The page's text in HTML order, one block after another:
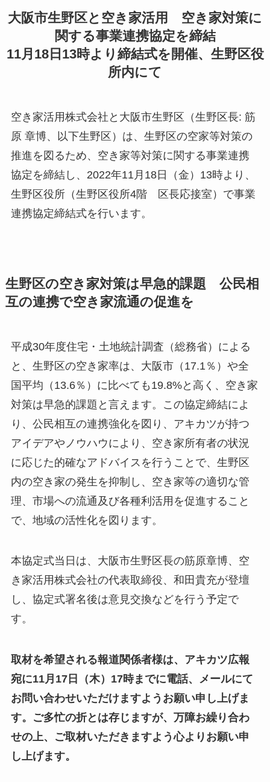
大阪市生野区と空き家活用 空き家対策に
関する事業連携協定を締結
11月18日13時より締結式を開催、生野区役
所内にて
空き家活用株式会社と大阪市生野区（生野区長: 筋
原 章博、以下生野区）は、生野区の空家等対策の
推進を図るため、空き家等対策に関する事業連携
協定を締結し、2022年11月18日（金）13時より、
生野区役所（生野区役所4階 区長応接室）で事業
連携協定締結式を行います。
生野区の空き家対策は早急的課題 公民相
互の連携で空き家流通の促進を
平成30年度住宅・土地統計調査（総務省）による
と、生野区の空き家率は、大阪市（17.1％）や全
国平均（13.6％）に比べても19.8%と高く、空き家
対策は早急的課題と言えます。この協定締結によ
り、公民相互の連携強化を図り、アキカツが持つ
アイデアやノウハウにより、空き家所有者の状況
に応じた的確なアドバイスを行うことで、生野区
内の空き家の発生を抑制し、空き家等の適切な管
理、市場への流通及び各種利活用を促進すること
で、地域の活性化を図ります。
本協定式当日は、大阪市生野区長の筋原章博、空
き家活用株式会社の代表取締役、和田貴充が登壇
し、協定式署名後は意見交換などを行う予定で
す。
取材を希望される報道関係者様は、アキカツ広報
宛に11月17日（木）17時までに電話、メールにて
お問い合わせいただけますようお願い申し上げま
す。ご多忙の折とは存じますが、万障お繰り合わ
せの上、ご取材いただきますよう心よりお願い申
し上げます。